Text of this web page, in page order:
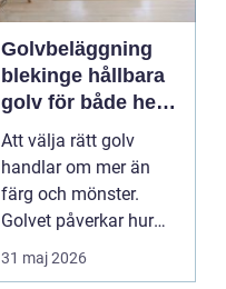
Golvbeläggning
blekinge hållbara
golv för både hem
och företag
Att välja rätt golv
handlar om mer än
färg och mönster.
Golvet påverkar hur
rummet upplevs, hur
31 maj 2026